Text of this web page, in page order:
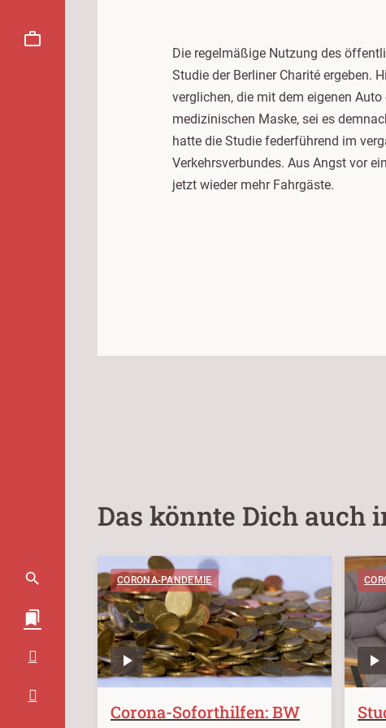
Die regelmäßige Nutzung des
Studie der Berliner Charité ergeben.
verglichen, die mit dem eigenen
medizinischen Maske, sei es
hatte die Studie federführend im
Verkehrsverbundes. Aus Angst vor
jetzt wieder mehr Fahrgäste.
Das könnte Dich auch
CORONA-PANDEMIE
Corona-Soforthilfen: BW